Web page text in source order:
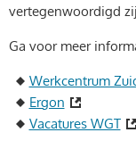
vertegenwoordigd
Ga voor meer
Werkcentrum
Ergon
Vacatures WGT